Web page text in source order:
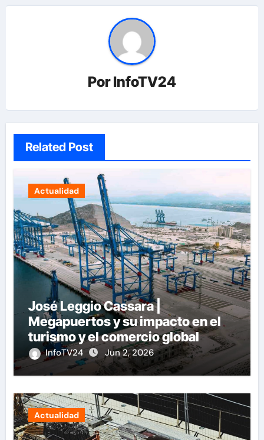
PorInfoTV24
Related Post
Actualidad
José Leggio Cassara |
Megapuertos y su impacto en el
turismo y el comercio global
InfoTV24 Jun 2, 2026
Actualidad